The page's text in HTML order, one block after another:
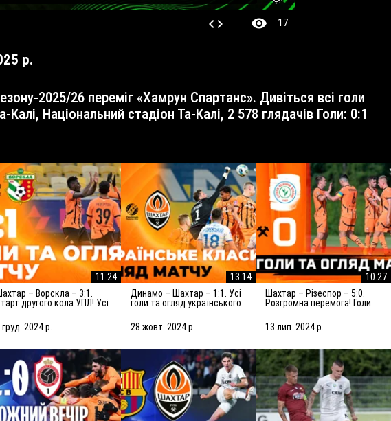
code visibility 17
р.
Національний стадіон Та-Калі, 2 578 глядачів Голи: 0:1
11:24
– 3:1.
другого кола УПЛ! Усі
груд. 2024 р.
13:14
Динамо – Шахтар – 1:1. Усі
голи та огляд українського
28 жовт. 2024 р.
10:27
Шахтар – Різеспор – 5:0.
Розгромна перемога! Голи
13 лип. 2024 р.